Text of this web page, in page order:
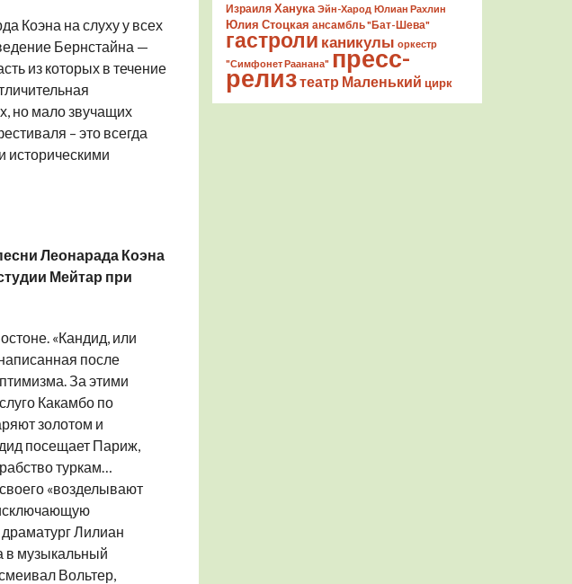
Коэна на слуху у всех
Бернстайна —
из которых в течение
но мало звучащих
– это всегда
историческими
Леонарада Коэна
Мейтар при
«Кандид, или
после
За этими
Какамбо по
золотом и
посещает Париж,
туркам…
«возделывают
Лилиан
в музыкальный
Вольтер,
Израиля Ханука Эйн-Харод Юлиан Рахлин
Юлия Стоцкая ансамбль "Бат-Шева"
гастроли каникулы оркестр
"Симфонет Раанана" пресс-
релизтеатр Маленький цирк